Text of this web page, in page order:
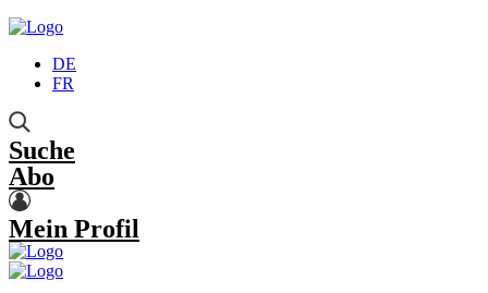
DE
FR
Suche
Abo
Mein Profil